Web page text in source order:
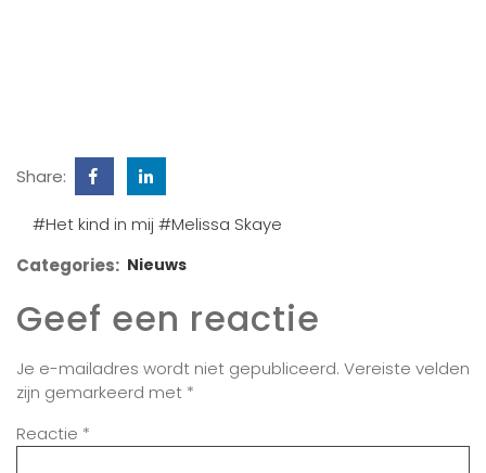
Share:
#Het kind in mij #Melissa Skaye
Categories: Nieuws
Geef een reactie
Je e-mailadres wordt niet gepubliceerd. Vereiste velden
zijn gemarkeerd met *
Reactie *